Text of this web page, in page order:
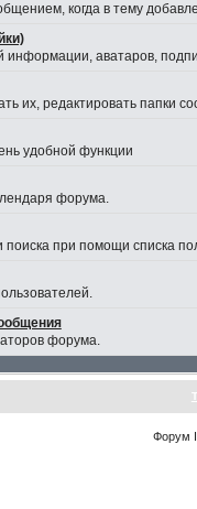
когда в тему
информации, аватаров,
их, редактировать папки
удобной функции
форума.
при помощи списка
форума.
Форум